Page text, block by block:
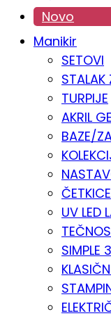
Novo
Manikir
SETOVI
STALAK
TURPIJE
AKRIL
BAZE/
ČETKICE
UV LED
SIMPLE